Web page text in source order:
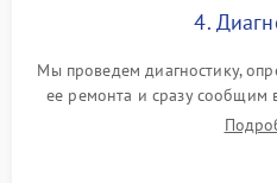
4.
Мы проведем диагностику,
ее ремонта и сразу сообщим